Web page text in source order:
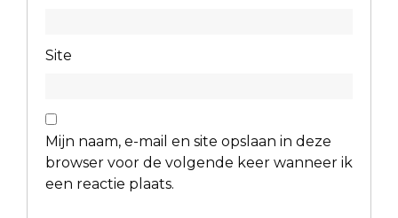
Site
Mijn naam, e-mail en site opslaan in deze
browser voor de volgende keer wanneer ik
een reactie plaats.